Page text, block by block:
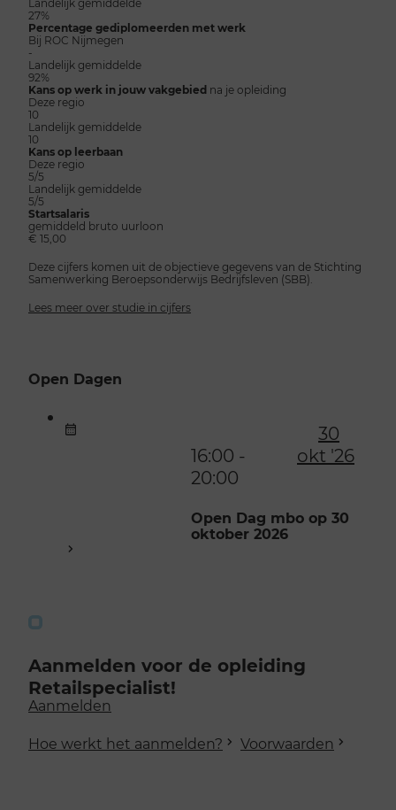
27%
Percentage gediplomeerden met werk
Bij ROC Nijmegen
-
Landelijk gemiddelde
92%
Kans op werk in jouw vakgebied na je opleiding
Deze regio
10
Landelijk gemiddelde
10
Kans op leerbaan
Deze regio
5/5
Landelijk gemiddelde
5/5
Startsalaris
gemiddeld bruto uurloon
€ 15,00
Deze cijfers komen uit de objectieve gegevens van de Stichting
Samenwerking Beroepsonderwijs Bedrijfsleven (SBB).
Lees meer over studie in cijfers
Open Dagen
30
okt '26
16:00 -
20:00
Open Dag mbo op 30
oktober 2026
Aanmelden voor de opleiding
Retailspecialist!
Aanmelden
Hoe werkt het aanmelden? Voorwaarden